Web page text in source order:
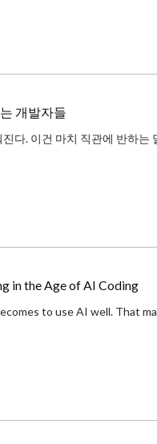
개발자들
in the Age of AI Coding